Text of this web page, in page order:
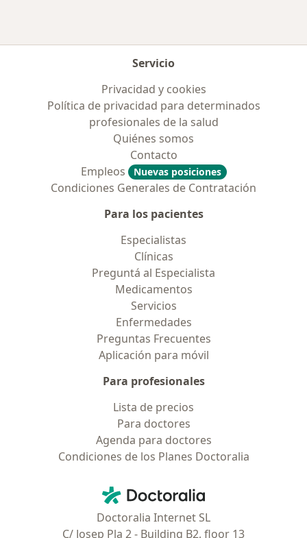
Servicio
Privacidad y cookies
Política de privacidad para determinados
profesionales de la salud
Quiénes somos
Contacto
Empleos
Nuevas posiciones
Condiciones Generales de Contratación
Para los pacientes
Especialistas
Clínicas
Preguntá al Especialista
Medicamentos
Servicios
Enfermedades
Preguntas Frecuentes
Aplicación para móvil
Para profesionales
Lista de precios
Para doctores
Agenda para doctores
Condiciones de los Planes Doctoralia
Doctoralia - Página de inicio
Doctoralia Internet SL
C/ Josep Pla 2 - Building B2, floor 13